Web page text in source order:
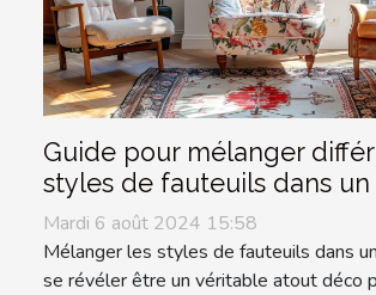
Guide pour mélanger
styles de fauteuils dans un
Mardi 6 août 2024 15:58
Mélanger les styles de fauteuils dans
se révéler être un véritable atout déco